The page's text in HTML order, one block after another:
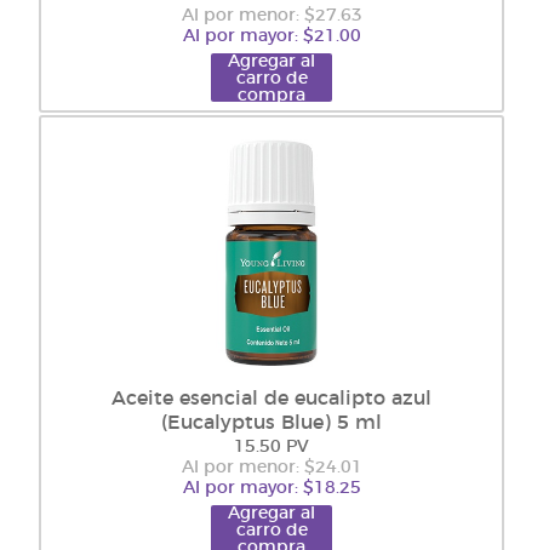
Al por menor: $27.63
Al por mayor: $21.00
Agregar al
carro de
compra
Aceite esencial de eucalipto azul
(Eucalyptus Blue) 5 ml
15.50 PV
Al por menor: $24.01
Al por mayor: $18.25
Agregar al
carro de